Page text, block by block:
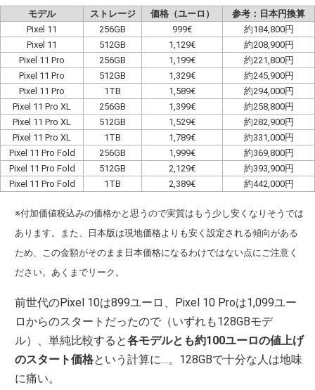
モデル ストレージ 価格（ユーロ）
参考：日本円換算
Pixel 11
256GB 999€
約184,800円
Pixel 11
512GB 1,129€
約208,900円
Pixel 11 Pro
256GB 1,199€
約221,800円
Pixel 11 Pro
512GB 1,329€
約245,900円
Pixel 11 Pro
1TB 1,589€
約294,000円
Pixel 11 Pro XL
256GB 1,399€
約258,800円
Pixel 11 Pro XL
512GB 1,529€
約282,900円
Pixel 11 Pro XL
1TB 1,789€
約331,000円
Pixel 11 Pro Fold
256GB 1,999€
約369,800円
Pixel 11 Pro Fold
512GB 2,129€
約393,900円
Pixel 11 Pro Fold
1TB 2,389€ 約442,000円
※付加価値税込みの価格かと思うので実質はもう少し安くなりそうでは
あります。また、日本版は現地価格よりも安く設定される傾向がある
ため、この金額がそのまま日本価格になるわけではない点にご注意く
ださい。あくまでリーク。
前世代のPixel 10は899ユーロ、Pixel 10 Proは1,099ユー
ロからのスタートだったので（いずれも128GBモデ
ル）、単純比較すると各モデルとも約100ユーロの値上げ
のスタート価格という計算に…。128GBで十分な人は地味
に痛い。